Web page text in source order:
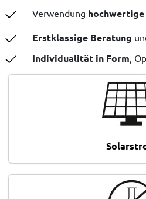
Verwendung
Erstklassige Beratung
Individualität in Form,